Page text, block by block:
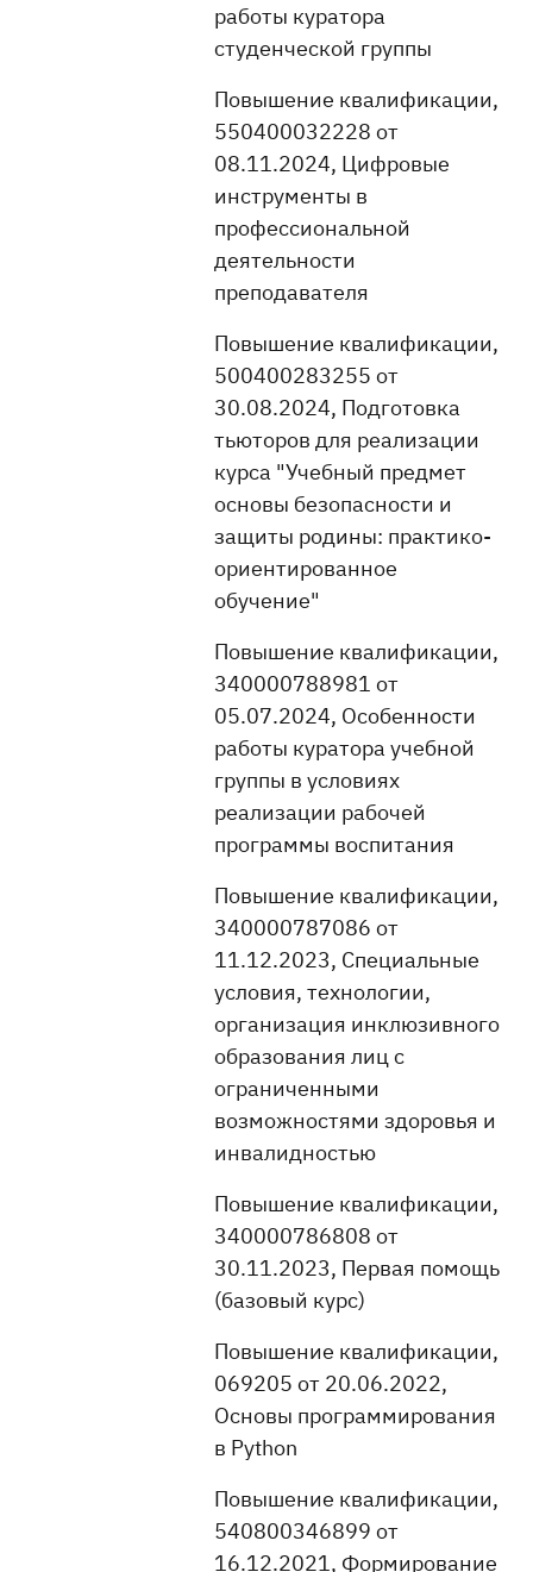
работы куратора
студенческой группы
Повышение квалификации,
550400032228 от
08.11.2024, Цифровые
инструменты в
профессиональной
деятельности
преподавателя
Повышение квалификации,
500400283255 от
30.08.2024, Подготовка
тьюторов для реализации
курса "Учебный предмет
основы безопасности и
защиты родины: практико-
ориентированное
обучение"
Повышение квалификации,
340000788981 от
05.07.2024, Особенности
работы куратора учебной
группы в условиях
реализации рабочей
программы воспитания
Повышение квалификации,
340000787086 от
11.12.2023, Специальные
условия, технологии,
организация инклюзивного
образования лиц с
ограниченными
возможностями здоровья и
инвалидностью
Повышение квалификации,
340000786808 от
30.11.2023, Первая помощь
(базовый курс)
Повышение квалификации,
069205 от 20.06.2022,
Основы программирования
в Python
Повышение квалификации,
540800346899 от
16.12.2021, Формирование